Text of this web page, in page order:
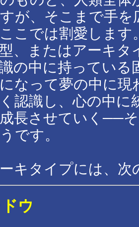
が、そこまで手
こでは割愛します
、またはアーキタ
の中に持っている
なって夢の中に
認識し、心の中に
長させていく──
です。
キタイプには、次
ウ